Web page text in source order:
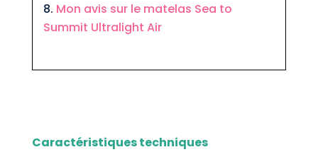
Mon avis sur le matelas Sea to
Summit Ultralight Air
Caractéristiques techniques